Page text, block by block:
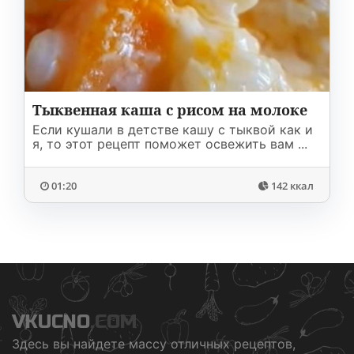
Соусы
На ужин
Мультиварка
Мясорубка
Холодильник
Тыквенная каша с рисом на молоке
Если кушали в детстве кашу с тыквой как и
я, то этот рецепт поможет освежить вам ...
01:20 142 ккал
VKUCNO.COM
Здесь вы найдете массу отличных рецептов,